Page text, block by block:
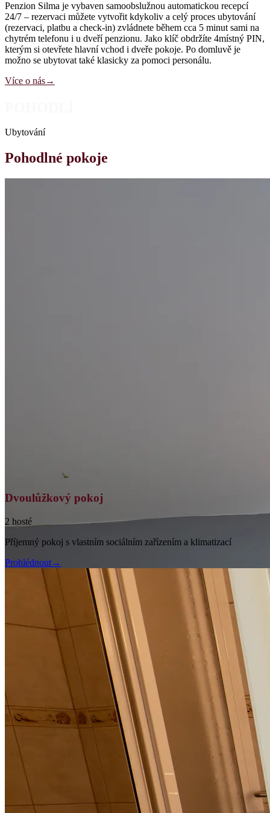
Penzion Silma je vybaven samoobslužnou automatickou recepcí
24/7 – rezervaci můžete vytvořit kdykoliv a celý proces ubytování
(rezervaci, platbu a check-in) zvládnete během cca 5 minut sami na
chytrém telefonu i u dveří penzionu. Jako klíč obdržíte 4místný PIN,
kterým si otevřete hlavní vchod i dveře pokoje. Po domluvě je
možno se ubytovat také klasicky za pomoci personálu.
Více o nás→
Ubytování
Pohodlné pokoje
Dvoulůžkový pokoj
2 hosté
Příjemný pokoj s vlastním sociálním zařízením a klimatizací
Prohlédnout→